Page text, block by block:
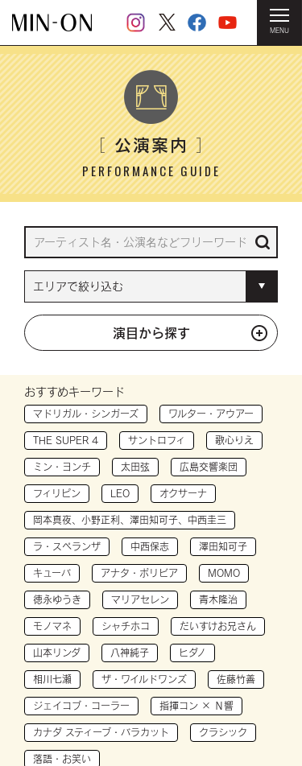
MENU
HOME ＞ 公演案内
［公演案内］
PERFORMANCE GUIDE
演目から探す
おすすめキーワード
マドリガル・シンガーズ ワルター・アウアー
THE SUPER 4 サントロフィ 歌心りえ
ミン・ヨンチ 太田弦 広島交響楽団
フィリピン LEO オクサーナ
岡本真夜、小野正利、澤田知可子、中西圭三
ラ・スペランザ 中西保志 澤田知可子
キューバ アナタ・ボリビア MOMO
徳永ゆうき マリアセレン 青木隆治
モノマネ シャチホコ だいすけお兄さん
山本リンダ 八神純子 ヒダノ
相川七瀬 ザ・ワイルドワンズ 佐藤竹善
ジェイコブ・コーラー 指揮コン × Ｎ響
カナダ スティーブ・バラカット クラシック
落語・お笑い